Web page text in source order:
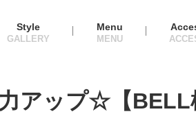
Style Menu
アップ☆【BELL